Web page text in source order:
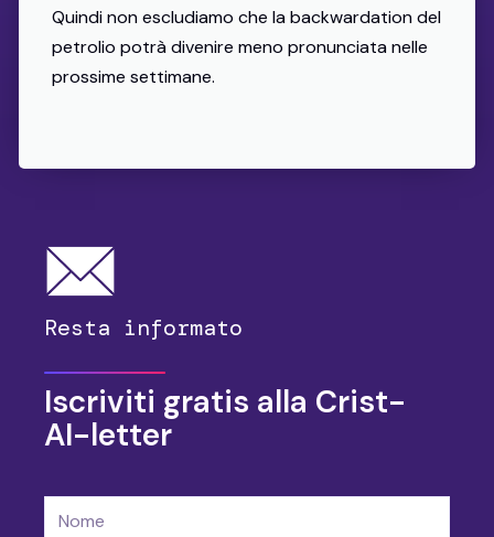
Quindi non escludiamo che la backwardation del
petrolio potrà divenire meno pronunciata nelle
prossime settimane.
Resta informato
Iscriviti gratis alla Crist-
AI-letter